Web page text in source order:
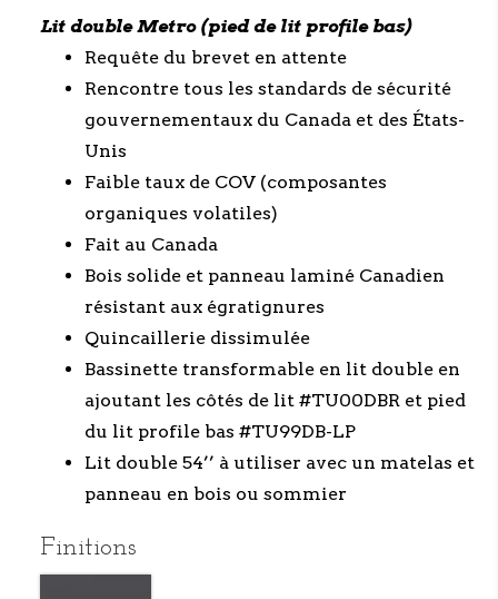
Lit double Metro (pied de lit profile bas)
Requête du brevet en attente
Rencontre tous les standards de sécurité
gouvernementaux du Canada et des États-
Unis
Faible taux de COV (composantes
organiques volatiles)
Fait au Canada
Bois solide et panneau laminé Canadien
résistant aux égratignures
Quincaillerie dissimulée
Bassinette transformable en lit double en
ajoutant les côtés de lit #TU00DBR et pied
du lit profile bas #TU99DB-LP
Lit double 54’’ à utiliser avec un matelas et
panneau en bois ou sommier
Finitions